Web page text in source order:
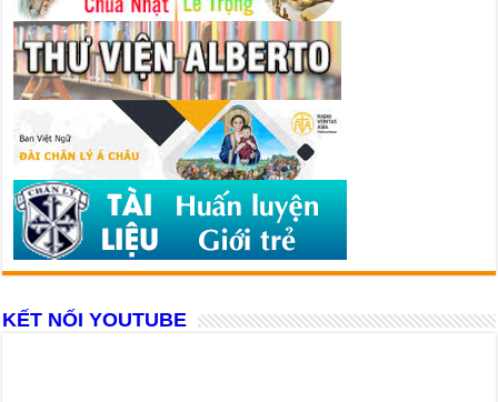
KẾT NỐI YOUTUBE